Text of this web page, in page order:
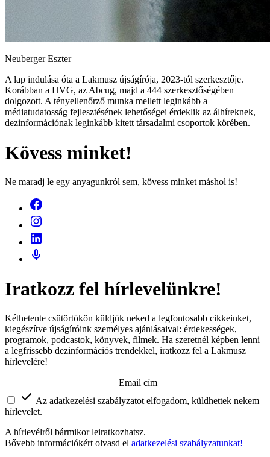
Neuberger Eszter
A lap indulása óta a Lakmusz újságírója, 2023-tól szerkesztője.
Korábban a HVG, az Abcug, majd a 444 szerkesztőségében
dolgozott. A tényellenőrző munka mellett leginkább a
médiatudatosság fejlesztésének lehetőségei érdeklik az álhíreknek,
dezinformációnak leginkább kitett társadalmi csoportok körében.
Kövess minket!
Ne maradj le egy anyagunkról sem, kövess minket máshol is!
Iratkozz fel hírlevelünkre!
Kéthetente csütörtökön küldjük neked a legfontosabb cikkeinket,
kiegészítve újságíróink személyes ajánlásaival: érdekességek,
programok, podcastok, könyvek, filmek. Ha szeretnél képben lenni
a legfrissebb dezinformációs trendekkel, iratkozz fel a Lakmusz
hírlevelére!
Email cím
Az adatkezelési szabályzatot elfogadom, küldhettek nekem
hírlevelet.
A hírlevélről bármikor leiratkozhatsz.
Bővebb információkért olvasd el adatkezelési szabályzatunkat!